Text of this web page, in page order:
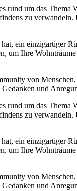
um das Thema
zu
ein einzigartiger
um Ihre
von
und
um das Thema
zu
ein einzigartiger
um Ihre
von
und